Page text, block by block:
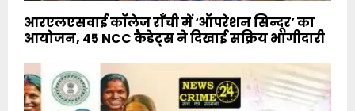
आरएलएसवाई कॉलेज राँची में ‘ऑपरेशन सिन्दूर’ का
आयोजन, 45 NCC कैडेट्स ने दिखाई सक्रिय भागीदारी